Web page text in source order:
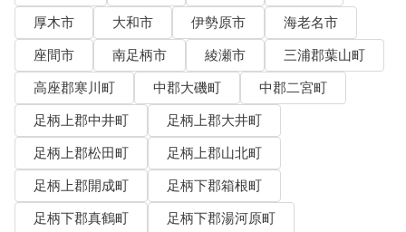
厚木市
大和市 伊勢原市
海老名市
座間市
南足柄市 綾瀬市
三浦郡葉山町
高座郡寒川町
中郡大磯町
中郡二宮町
足柄上郡中井町
足柄上郡大井町
足柄上郡松田町
足柄上郡山北町
足柄上郡開成町
足柄下郡箱根町
足柄下郡真鶴町
足柄下郡湯河原町